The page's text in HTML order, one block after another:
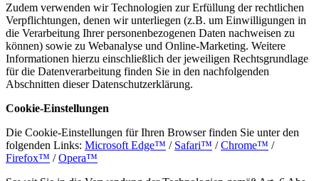
Zudem verwenden wir Technologien zur Erfüllung der rechtlichen
Verpflichtungen, denen wir unterliegen (z.B. um Einwilligungen in
die Verarbeitung Ihrer personenbezogenen Daten nachweisen zu
können) sowie zu Webanalyse und Online-Marketing. Weitere
Informationen hierzu einschließlich der jeweiligen Rechtsgrundlage
für die Datenverarbeitung finden Sie in den nachfolgenden
Abschnitten dieser Datenschutzerklärung.
Cookie-Einstellungen
Die Cookie-Einstellungen für Ihren Browser finden Sie unter den
folgenden Links: Microsoft Edge™ / Safari™ /Chrome™ /
Firefox™ /Opera™